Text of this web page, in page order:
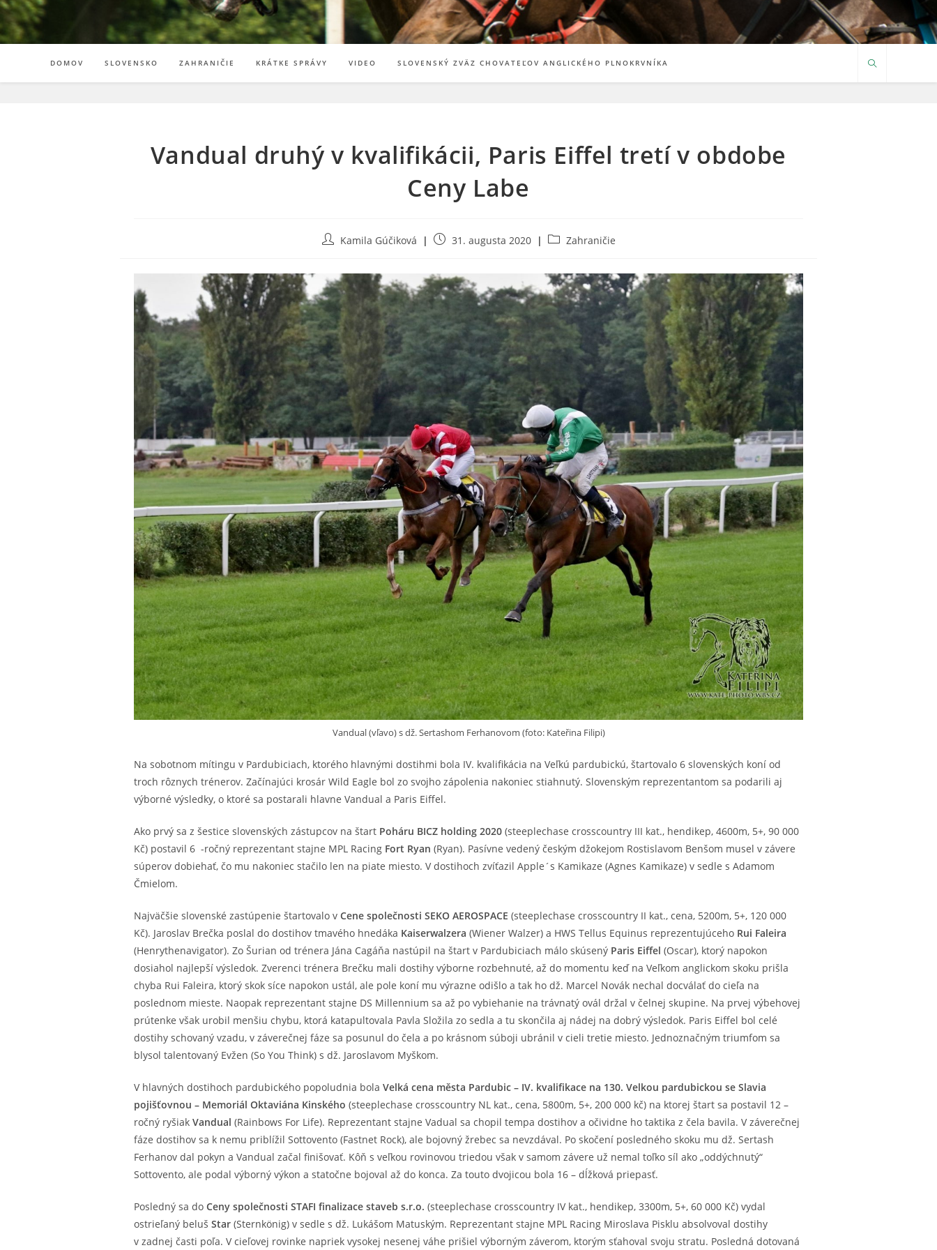
DOMOV SLOVENSKO ZAHRANIČIE KRÁTKE SPRÁVY VIDEO SLOVENSKÝ ZVÄZ CHOVATEĽOV ANGLICKÉHO PLNOKRVNÍKA
Vandual druhý v kvalifikácii, Paris Eiffel tretí v obdobe
Ceny Labe
Post Kamila Gúčiková
Post31. augusta 2020
PostZahraničie
Vandual (vľavo) s dž. Sertashom Ferhanovom (foto: Kateřina Filipi)
Na sobotnom mítingu v Pardubiciach, ktorého hlavnými dostihmi bola IV. kvalifikácia na Veľkú pardubickú, štartovalo 6 slovenských koní od
troch rôznych trénerov. Začínajúci krosár Wild Eagle bol zo svojho zápolenia nakoniec stiahnutý. Slovenským reprezentantom sa podarili aj
výborné výsledky, o ktoré sa postarali hlavne Vandual a Paris Eiffel.
Ako prvý sa z šestice slovenských zástupcov na štart Poháru BICZ holding 2020 (steeplechase crosscountry III kat., hendikep, 4600m, 5+, 90 000
Kč) postavil 6 -ročný reprezentant stajne MPL Racing Fort Ryan (Ryan). Pasívne vedený českým džokejom Rostislavom Benšom musel v závere
súperov dobiehať, čo mu nakoniec stačilo len na piate miesto. V dostihoch zvíťazil Apple´s Kamikaze (Agnes Kamikaze) v sedle s Adamom
Čmielom.
Najväčšie slovenské zastúpenie štartovalo v Cene společnosti SEKO AEROSPACE (steeplechase crosscountry II kat., cena, 5200m, 5+, 120 000
Kč). Jaroslav Brečka poslal do dostihov tmavého hnedáka Kaiserwalzera (Wiener Walzer) a HWS Tellus Equinus reprezentujúceho Rui Faleira
(Henrythenavigator). Zo Šurian od trénera Jána Cagáňa nastúpil na štart v Pardubiciach málo skúsený Paris Eiffel (Oscar), ktorý napokon
dosiahol najlepší výsledok. Zverenci trénera Brečku mali dostihy výborne rozbehnuté, až do momentu keď na Veľkom anglickom skoku prišla
chyba Rui Faleira, ktorý skok síce napokon ustál, ale pole koní mu výrazne odišlo a tak ho dž. Marcel Novák nechal docválať do cieľa na
poslednom mieste. Naopak reprezentant stajne DS Millennium sa až po vybiehanie na trávnatý ovál držal v čelnej skupine. Na prvej výbehovej
prútenke však urobil menšiu chybu, ktorá katapultovala Pavla Složila zo sedla a tu skončila aj nádej na dobrý výsledok. Paris Eiffel bol celé
dostihy schovaný vzadu, v záverečnej fáze sa posunul do čela a po krásnom súboji ubránil v cieli tretie miesto. Jednoznačným triumfom sa
blysol talentovaný Evžen (So You Think) s dž. Jaroslavom Myškom.
V hlavných dostihoch pardubického popoludnia bola Velká cena města Pardubic – IV. kvalifikace na 130. Velkou pardubickou se Slavia
pojišťovnou – Memoriál Oktaviána Kinského (steeplechase crosscountry NL kat., cena, 5800m, 5+, 200 000 kč) na ktorej štart sa postavil 12 –
ročný ryšiak Vandual (Rainbows For Life). Reprezentant stajne Vadual sa chopil tempa dostihov a očividne ho taktika z čela bavila. V záverečnej
fáze dostihov sa k nemu priblížil Sottovento (Fastnet Rock), ale bojovný žrebec sa nevzdával. Po skočení posledného skoku mu dž. Sertash
Ferhanov dal pokyn a Vandual začal finišovať. Kôň s veľkou rovinovou triedou však v samom závere už nemal toľko síl ako „oddýchnutý“
Sottovento, ale podal výborný výkon a statočne bojoval až do konca. Za touto dvojicou bola 16 – dĺžková priepasť.
Posledný sa do Ceny společnosti STAFI finalizace staveb s.r.o. (steeplechase crosscountry IV kat., hendikep, 3300m, 5+, 60 000 Kč) vydal
ostrieľaný beluš Star (Sternkönig) v sedle s dž. Lukášom Matuským. Reprezentant stajne MPL Racing Miroslava Pisklu absolvoval dostihy
v zadnej časti poľa. V cieľovej rovinke napriek vysokej nesenej váhe prišiel výborným záverom, ktorým sťahoval svoju stratu. Posledná dotovaná